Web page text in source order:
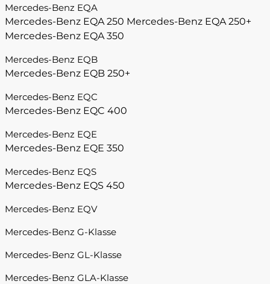
Mercedes-Benz EQA
Mercedes-Benz EQA 250 Mercedes-Benz EQA 250+
Mercedes-Benz EQA 350
Mercedes-Benz EQB
Mercedes-Benz EQB 250+
Mercedes-Benz EQC
Mercedes-Benz EQC 400
Mercedes-Benz EQE
Mercedes-Benz EQE 350
Mercedes-Benz EQS
Mercedes-Benz EQS 450
Mercedes-Benz EQV
Mercedes-Benz G-Klasse
Mercedes-Benz GL-Klasse
Mercedes-Benz GLA-Klasse